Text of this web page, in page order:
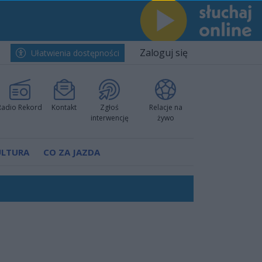
Ułatwienia dostępności Zaloguj się
Rekord Kontakt
Zgłoś
interwencję
Relacje na
żywo
CO ZA JAZDA
pokazali klasę
nową sportową tradycję"